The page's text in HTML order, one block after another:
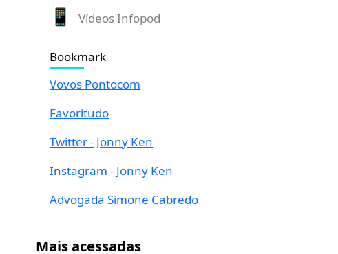
Vídeos Infopod
Bookmark
Vovos Pontocom
Favoritudo
Twitter - Jonny Ken
Instagram - Jonny Ken
Advogada Simone Cabredo
Mais acessadas